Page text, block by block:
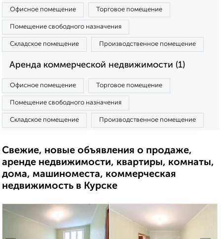
Офисное помещение Торговое помещение
Помещение свободного назначения
Складское помещение Производственное помещение
Аренда коммерческой недвижимости (1)
Офисное помещение Торговое помещение
Помещение свободного назначения
Складское помещение Производственное помещение
Свежие, новые объявления о продаже,
аренде недвижимости, квартиры, комнаты,
дома, машиноместа, коммерческая
недвижимость в Курске